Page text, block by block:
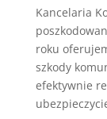
Kancelaria
roku
szkody
efektywnie